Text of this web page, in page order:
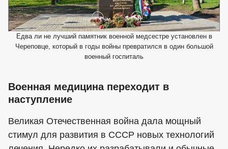
Едва ли не лучший памятник военной медсестре установлен в
Череповце, который в годы войны превратился в один большой
военный госпиталь
Военная медицина переходит в
наступление
Великая Отечественная война дала мощный
стимул для развития в СССР новых технологий